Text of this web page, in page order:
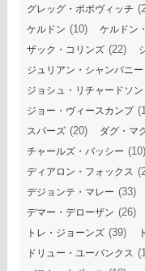
グレッグ・ポポヴィッチ
ケルドン (10) ケルドン
ザック・コリンズ (22)
ジュリアン・シャンパニー
ジョシュ・リチャードソン
ジョー・ヴィースカンプ
スパーズ (20) ダグ・マ
チャールズ・バッシー (10)
ディアロン・フォックス
デジョンテ・マレー (33)
デマー・デローザン (26)
トレ・ジョーンズ (39)
ドリュー・ユーバンクス